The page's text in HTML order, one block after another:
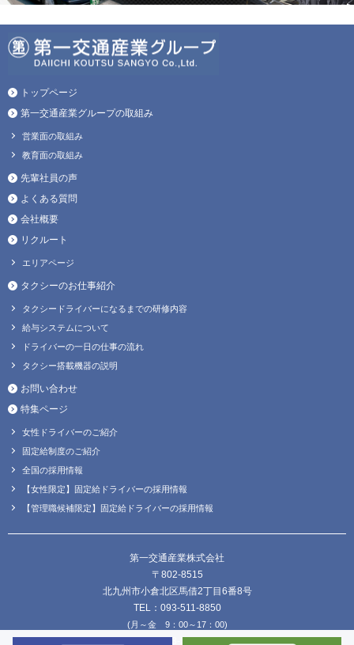
トップページ
第一交通産業グループの取組み
営業面の取組み
教育面の取組み
先輩社員の声
よくある質問
会社概要
リクルート
エリアページ
タクシーのお仕事紹介
タクシードライバーになるまでの研修内容
給与システムについて
ドライバーの一日の仕事の流れ
タクシー搭載機器の説明
お問い合わせ
特集ページ
女性ドライバーのご紹介
固定給制度のご紹介
全国の採用情報
【女性限定】固定給ドライバーの採用情報
【管理職候補限定】固定給ドライバーの採用情報
第一交通産業株式会社
〒802-8515
北九州市小倉北区馬借2丁目6番8号
TEL：093-511-8850
(月～金 9：00～17：00)
FAX：093-511-8838